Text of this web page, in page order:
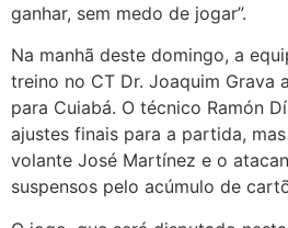
ganhar, sem medo de jogar”.
Na manhã deste domingo, a
treino no CT Dr. Joaquim Grava
para Cuiabá. O técnico Ramón
ajustes finais para a partida,
volante José Martínez e o
suspensos pelo acúmulo de